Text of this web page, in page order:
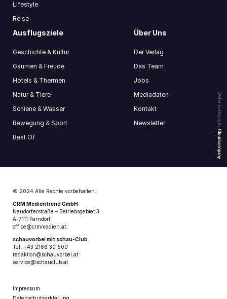
Webentwicklung by
Cloudcompany
Lifestyle
Reise
Ausflugsziele
Geschichte & Kultur
Gaumen & Freude
Hotels & Thermen
Natur & Tiere
Schiene & Wasser
Bewegung & Sport
Best Of
Über Uns
Der Verlag
Das Team
Jobs
Mediadaten
Kontakt
Newsletter
© 2024 Alle Rechte vorbehalten.
CRM Medientrend GmbH
Neudorferstraße – Betriebsgebiet 3
A-7111 Parndorf
office@crmmedien.at
schauvorbei mit schau-Club
Tel. +43 2166 30 500
redaktion@schauvorbei.at
service@schauclub.at
Impressum